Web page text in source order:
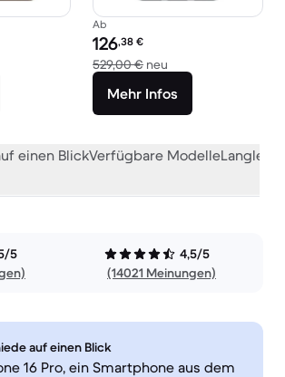
Produkts:
Vergleich zum Neupreis von 1.199,00 €
Ab
Preis des erneuerten Produkts:
126,38 €
529,00 € neu
Mehr Infos
einen BlickVerfügbare Modelle
5
4,5/5
(14021 Meinungen)
auf einen Blick
16 Pro, ein Smartphone aus dem